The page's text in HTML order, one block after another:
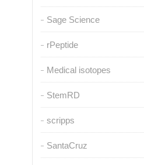
Sage Science
rPeptide
Medical isotopes
StemRD
scripps
SantaCruz